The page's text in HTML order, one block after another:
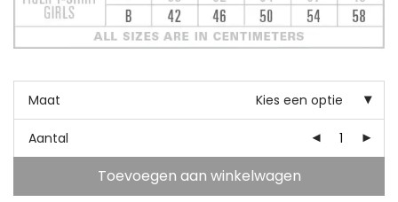
Maat Kies een optie
Aantal
Toevoegen aan winkelwagen